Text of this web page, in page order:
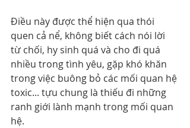
Điều này được thể hiện qua thói
quen cả nể, không biết cách nói lời
từ chối, hy sinh quá và cho đi quá
nhiều trong tình yêu, gặp khó khăn
trong việc buông bỏ các mối quan hệ
toxic... tựu chung là thiếu đi những
ranh giới lành mạnh trong mối quan
hệ.